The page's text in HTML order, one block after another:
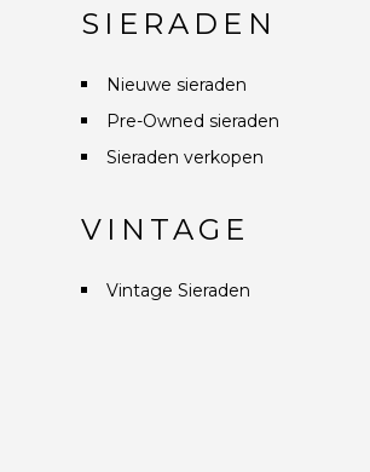
SIERADEN
Nieuwe sieraden
Pre-Owned sieraden
Sieraden verkopen
VINTAGE
Vintage Sieraden